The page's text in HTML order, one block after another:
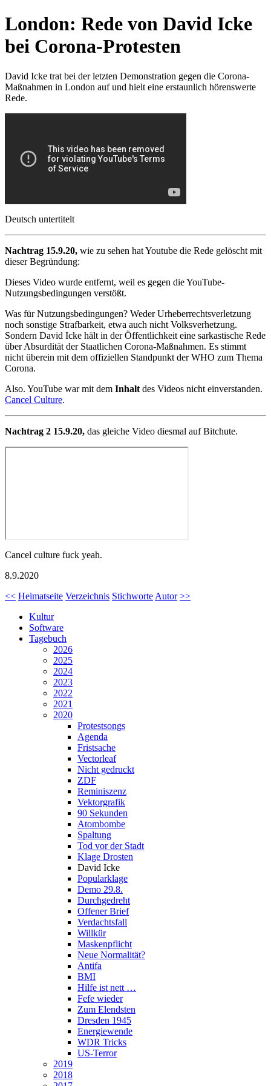
London: Rede von David Icke
bei Corona-Protesten
David Icke trat bei der letzten Demonstration gegen die Corona-
Maßnahmen in London auf und hielt eine erstaunlich hörenswerte
Rede.
Deutsch untertitelt
Nachtrag 15.9.20, wie zu sehen hat Youtube die Rede gelöscht mit
dieser Begründung:
Dieses Video wurde entfernt, weil es gegen die YouTube-
Nutzungsbedingungen verstößt.
Was für Nutzungsbedingungen? Weder Urheberrechtsverletzung
noch sonstige Strafbarkeit, etwa auch nicht Volksverhetzung.
Sondern David Icke hält in der Öffentlichkeit eine sarkastische Rede
über Absurdität der Staatlichen Corona-Maßnahmen. Es stimmt
nicht überein mit dem offiziellen Standpunkt der WHO zum Thema
Corona.
Also. YouTube war mit dem Inhalt des Videos nicht einverstanden.
Cancel Culture.
Nachtrag 2 15.9.20, das gleiche Video diesmal auf Bitchute.
Cancel culture fuck yeah.
8.9.2020
<< Heimatseite Verzeichnis Stichworte Autor >>
Kultur
Software
Tagebuch
2026
2025
2024
2023
2022
2021
2020
Protestsongs
Agenda
Fristsache
Vectorleaf
Nicht gedruckt
ZDF
Reminiszenz
Vektorgrafik
90 Sekunden
Atombombe
Spaltung
Tod vor der Stadt
Klage Drosten
David Icke
Popularklage
Demo 29.8.
Durchgedreht
Offener Brief
Verdachtsfall
Willkür
Maskenpflicht
Neue Normalität?
Antifa
BMI
Hilfe ist nett …
Fefe wieder
Zum Elendsten
Dresden 1945
Energiewende
WDR Tricks
US-Terror
2019
2018